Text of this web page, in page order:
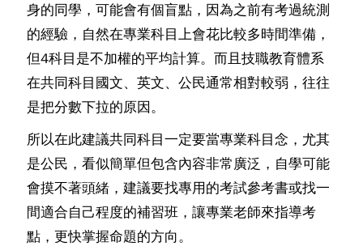
身的同學，可能會有個盲點，因為之前有考過統測
的經驗，自然在專業科目上會花比較多時間準備，
但4科目是不加權的平均計算。而且技職教育體系
在共同科目國文、英文、公民通常相對較弱，往往
是把分數下拉的原因。
所以在此建議共同科目一定要當專業科目念，尤其
是公民，看似簡單但包含內容非常廣泛，自學可能
會摸不著頭緒，建議要找專用的考試參考書或找一
間適合自己程度的補習班，讓專業老師來指導考
點，更快掌握命題的方向。